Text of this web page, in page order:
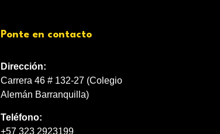
Ponte en contacto
Dirección:
Carrera 46 # 132-27 (Colegio
Alemán Barranquilla)
Teléfono:
+57 323 2923199